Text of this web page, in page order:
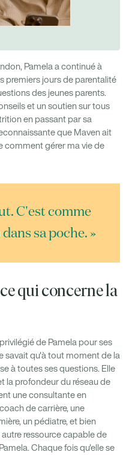
Pamela a continué à
premiers jours de parentalité
des jeunes parents.
et un soutien sur tous
en passant par sa
que Maven ait
comment gérer ma vie de
C'est comme
sa poche. »
qui concerne la
de Pamela pour ses
savait qu'à tout moment de la
à toutes ses questions. Elle
la profondeur du réseau de
une consultante en
de carrière, une
un pédiatre, et bien
ressource capable de
Chaque fois qu'elle se